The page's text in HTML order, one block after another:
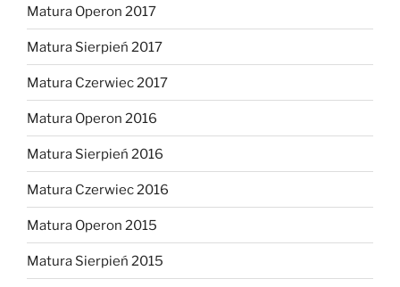
Matura Operon 2017
Matura Sierpień 2017
Matura Czerwiec 2017
Matura Operon 2016
Matura Sierpień 2016
Matura Czerwiec 2016
Matura Operon 2015
Matura Sierpień 2015